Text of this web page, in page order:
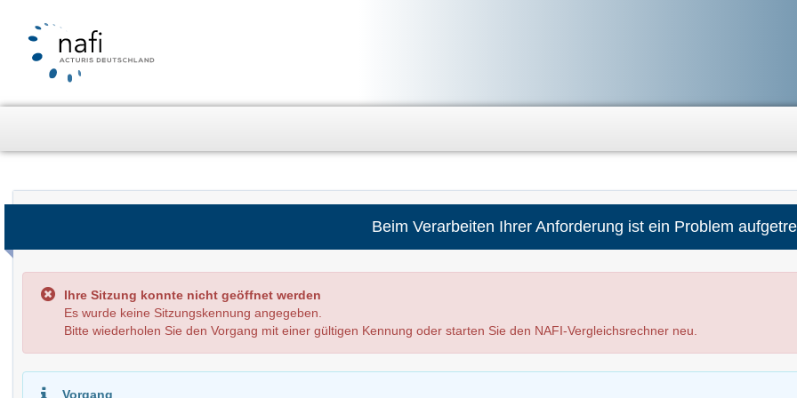
Beim Verarbeiten Ihrer Anforderung ist ein Problem
Ihre Sitzung konnte nicht geöffnet werden
Es wurde keine Sitzungskennung angegeben.
Bitte wiederholen Sie den Vorgang mit einer gültigen Kennung oder starten Sie den NAFI-Vergleichsrechner neu.
Vorgang